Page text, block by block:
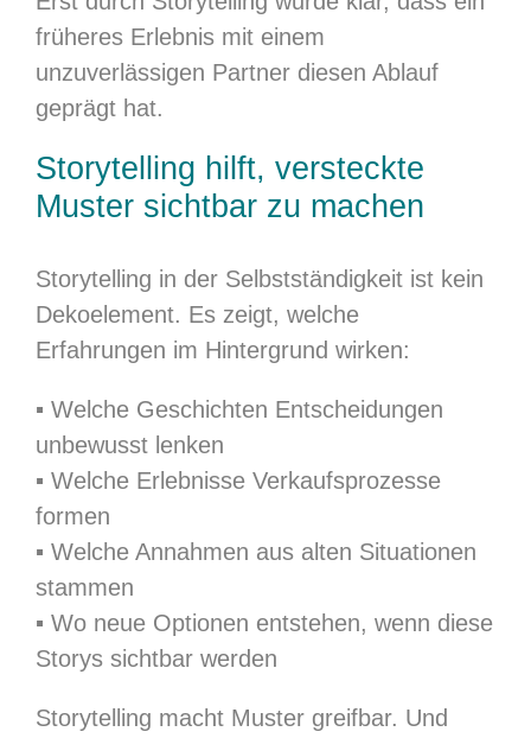
früheres Erlebnis mit einem
unzuverlässigen Partner diesen Ablauf
geprägt hat.
Storytelling hilft, versteckte
Muster sichtbar zu machen
Storytelling in der Selbstständigkeit ist kein
Dekoelement. Es zeigt, welche
Erfahrungen im Hintergrund wirken:
▪︎ Welche Geschichten Entscheidungen
unbewusst lenken
▪︎ Welche Erlebnisse Verkaufsprozesse
formen
▪︎ Welche Annahmen aus alten Situationen
stammen
▪︎ Wo neue Optionen entstehen, wenn diese
Storys sichtbar werden
Storytelling macht Muster greifbar. Und